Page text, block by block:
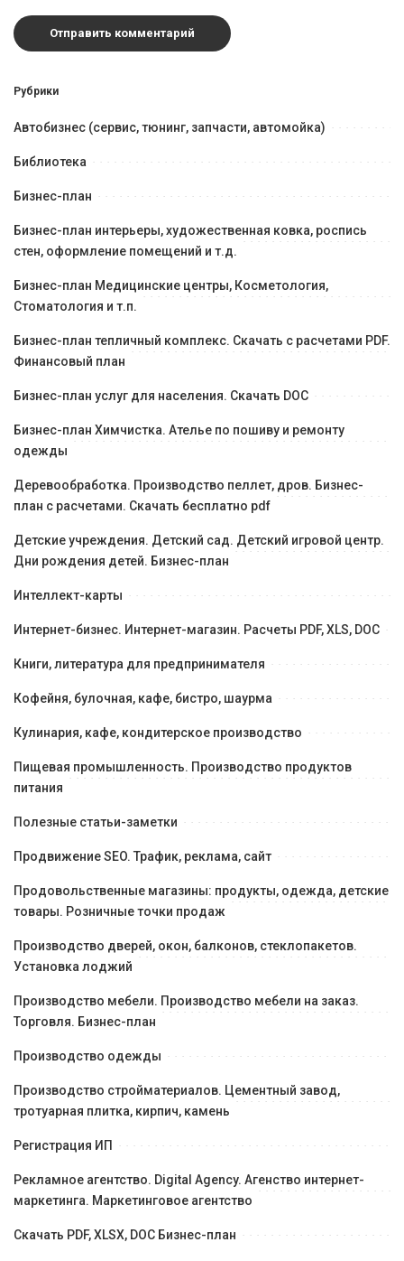
Рубрики
Автобизнес (сервис, тюнинг, запчасти, автомойка)
Библиотека
Бизнес-план
Бизнес-план интерьеры, художественная ковка, роспись
стен, оформление помещений и т.д.
Бизнес-план Медицинские центры, Косметология,
Стоматология и т.п.
Бизнес-план тепличный комплекс. Скачать с расчетами PDF.
Финансовый план
Бизнес-план услуг для населения. Скачать DOC
Бизнес-план Химчистка. Ателье по пошиву и ремонту
одежды
Деревообработка. Производство пеллет, дров. Бизнес-
план с расчетами. Скачать бесплатно pdf
Детские учреждения. Детский сад. Детский игровой центр.
Дни рождения детей. Бизнес-план
Интеллект-карты
Интернет-бизнес. Интернет-магазин. Расчеты PDF, XLS, DOC
Книги, литература для предпринимателя
Кофейня, булочная, кафе, бистро, шаурма
Кулинария, кафе, кондитерское производство
Пищевая промышленность. Производство продуктов
питания
Полезные статьи-заметки
Продвижение SEO. Трафик, реклама, сайт
Продовольственные магазины: продукты, одежда, детские
товары. Розничные точки продаж
Производство дверей, окон, балконов, стеклопакетов.
Установка лоджий
Производство мебели. Производство мебели на заказ.
Торговля. Бизнес-план
Производство одежды
Производство стройматериалов. Цементный завод,
тротуарная плитка, кирпич, камень
Регистрация ИП
Рекламное агентство. Digital Agency. Агенство интернет-
маркетинга. Маркетинговое агентство
Скачать PDF, XLSX, DOC Бизнес-план